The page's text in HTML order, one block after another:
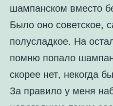
шампанском вместо
Было оно советское,
полусладкое. На
помню попало
скорее нет, некогда
За правило у меня